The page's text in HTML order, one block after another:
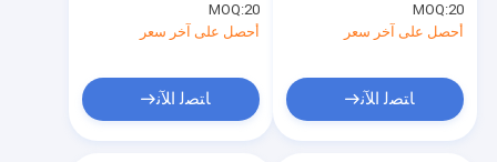
MOQ:20
أحصل على آخر سعر
ﺎﺘﺼﻟ ﺍﻶﻧ
400 واط وشاشة LCDMOQ:20
أحصل على آخر سعر
ﺎﺘﺼﻟ ﺍﻶﻧ